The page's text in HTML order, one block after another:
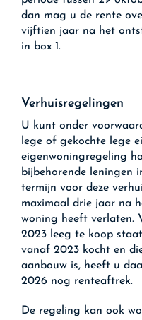
dan mag u de rente
vijftien jaar na het
in box 1.
Verhuisregelingen
U kunt onder
lege of gekochte lege
eigenwoningregeling
bijbehorende leningen
termijn voor deze
maximaal drie jaar na
woning heeft verlaten.
2023 leeg te koop
vanaf 2023 kocht en
aanbouw is, heeft u
2026 nog renteaftrek.
De regeling kan ook